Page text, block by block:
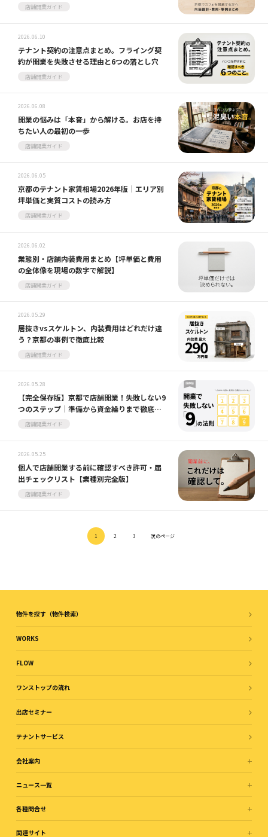
店舗開業ガイド
2026.06.10
テナント契約の注意点まとめ。フライング契
約が開業を失敗させる理由と6つの落とし穴
店舗開業ガイド
2026.06.08
開業の悩みは「本音」から解ける。お店を持
ちたい人の最初の一歩
店舗開業ガイド
2026.06.05
京都のテナント家賃相場2026年版｜エリア別
坪単価と実質コストの読み方
店舗開業ガイド
2026.06.02
業態別・店舗内装費用まとめ【坪単価と費用
の全体像を現場の数字で解説】
店舗開業ガイド
2026.05.29
居抜きvsスケルトン、内装費用はどれだけ違
う？京都の事例で徹底比較
店舗開業ガイド
2026.05.28
【完全保存版】京都で店舗開業！失敗しない9
つのステップ｜準備から資金繰りまで徹底ガ
イド
店舗開業ガイド
2026.05.25
個人で店舗開業する前に確認すべき許可・届
出チェックリスト【業種別完全版】
店舗開業ガイド
1 2 3 次のページ
物件を探す（物件検索）
WORKS
FLOW
ワンストップの流れ
出店セミナー
テナントサービス
会社案内
ニュース一覧
各種問合せ
関連サイト